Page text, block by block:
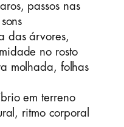
passos nas
das árvores,
no rosto
molhada, folhas
em terreno
ritmo corporal